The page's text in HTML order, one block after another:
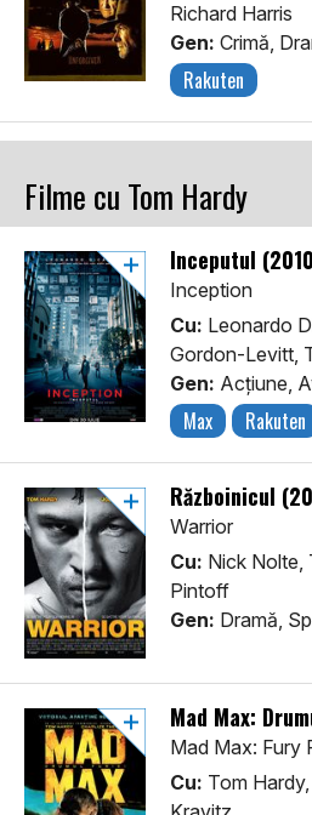
Richard Harris
Gen: Crimă,
Rakuten
Filme cu Tom Hardy
Începutul
Inception
Cu: Leonardo
Gordon-Levitt,
Gen: Acţiune,
Max Rakuten
Războinicul
Warrior
Cu: Nick Nolte,
Pintoff
Gen: Dramă,
Mad Max:
Mad Max: Fury
Cu: Tom